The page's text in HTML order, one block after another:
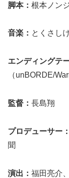
脚本： 根本ノン
音楽： とくさし
エンディングテ
（unBORDE/
監督： 長島翔
プロデューサー：
聞
演出： 福田亮介